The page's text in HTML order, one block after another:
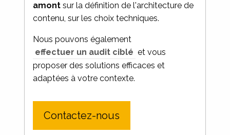
amont sur la définition de l'architecture de
contenu, sur les choix techniques.
Nous pouvons également
effectuer un audit ciblé et vous
proposer des solutions efficaces et
adaptées à votre contexte.
Contactez-nous